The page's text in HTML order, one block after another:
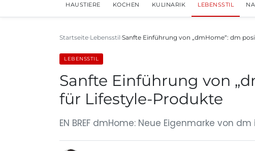
HAUSTIERE KOCHEN KULINARIK LEBENSSTIL
Startseite Lebensstil Sanfte Einführung von „dmHome“: dm
LEBENSSTIL
Sanfte Einführung von
für Lifestyle-Produkte
EN BREF dmHome: Neue Eigenmarke von